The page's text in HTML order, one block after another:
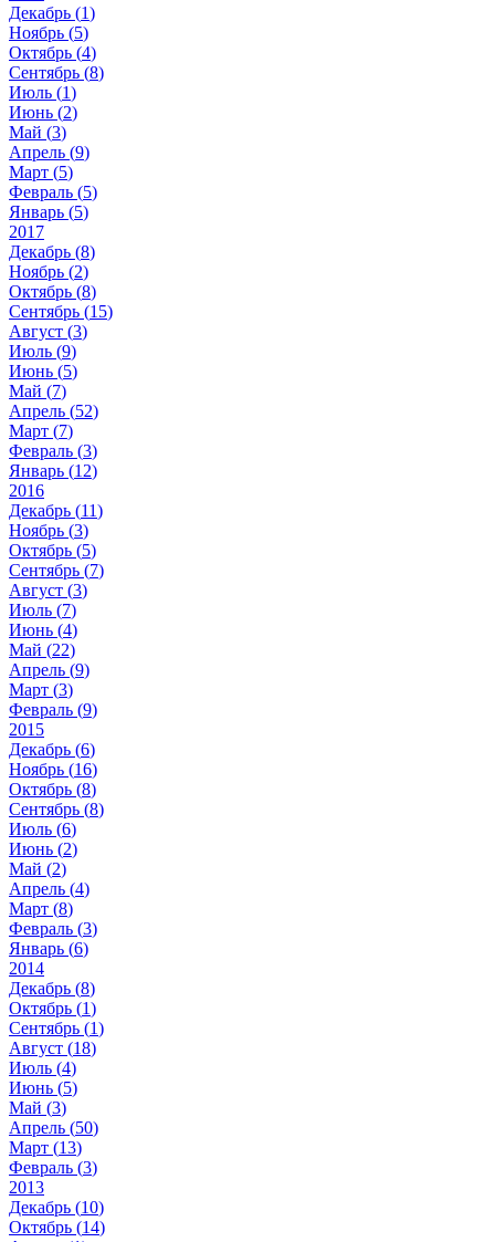
Декабрь (1)
Ноябрь (5)
Октябрь (4)
Сентябрь (8)
Июль (1)
Июнь (2)
Май (3)
Апрель (9)
Март (5)
Февраль (5)
Январь (5)
2017
Декабрь (8)
Ноябрь (2)
Октябрь (8)
Сентябрь (15)
Август (3)
Июль (9)
Июнь (5)
Май (7)
Апрель (52)
Март (7)
Февраль (3)
Январь (12)
2016
Декабрь (11)
Ноябрь (3)
Октябрь (5)
Сентябрь (7)
Август (3)
Июль (7)
Июнь (4)
Май (22)
Апрель (9)
Март (3)
Февраль (9)
2015
Декабрь (6)
Ноябрь (16)
Октябрь (8)
Сентябрь (8)
Июль (6)
Июнь (2)
Май (2)
Апрель (4)
Март (8)
Февраль (3)
Январь (6)
2014
Декабрь (8)
Октябрь (1)
Сентябрь (1)
Август (18)
Июль (4)
Июнь (5)
Май (3)
Апрель (50)
Март (13)
Февраль (3)
2013
Декабрь (10)
Октябрь (14)